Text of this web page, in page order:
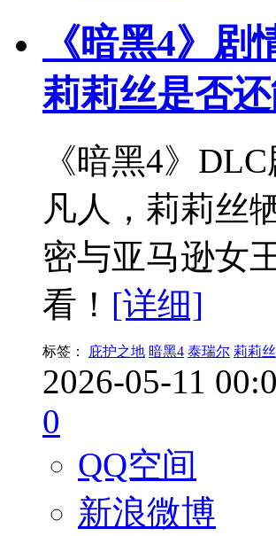
《暗黑4》
莉莉丝是否
《暗黑4》
凡人，莉莉丝
密与亚马逊女
看！ [详细]
标签： 庇护之地 暗黑4 泰瑞尔 莉莉丝
2026-05-11
0
QQ空间
新浪微博